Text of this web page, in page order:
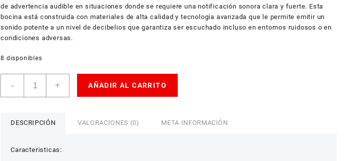
de advertencia audible en situaciones donde se requiere una notificación sonora clara y fuerte. Esta
bocina está construida con materiales de alta calidad y tecnología avanzada que le permite emitir un
sonido potente a un nivel de decibelios que garantiza ser escuchado incluso en entornos ruidosos o en
condiciones adversas.
8 disponibles
-
SHD4216
+ AÑADIR AL CARRITO
DESCRIPCIÓN VALORACIONES (0) META INFORMACIÓN
Caracteristicas: